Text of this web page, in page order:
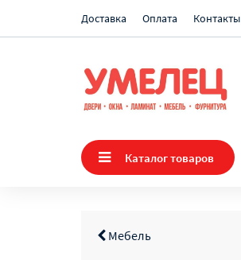
Доставка Оплата Контакты
Каталог товаров
Мебель